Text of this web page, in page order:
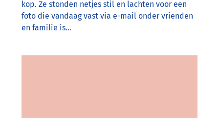
kop. Ze stonden netjes stil en lachten voor een
foto die vandaag vast via e-mail onder vrienden
en familie is…